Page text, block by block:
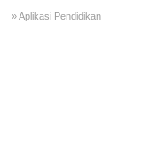
» Aplikasi Pendidikan